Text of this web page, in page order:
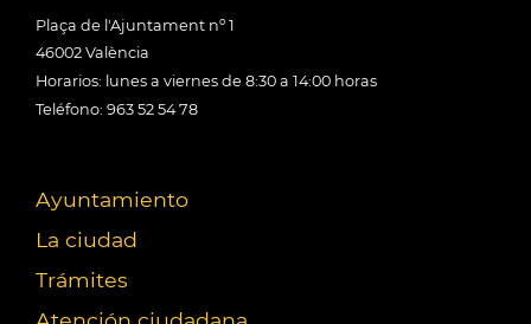
Plaça de l'Ajuntament nº 1
46002 València
Horarios: lunes a viernes de 8:30 a 14:00 horas
Teléfono: 963 52 54 78
Ayuntamiento
La ciudad
Trámites